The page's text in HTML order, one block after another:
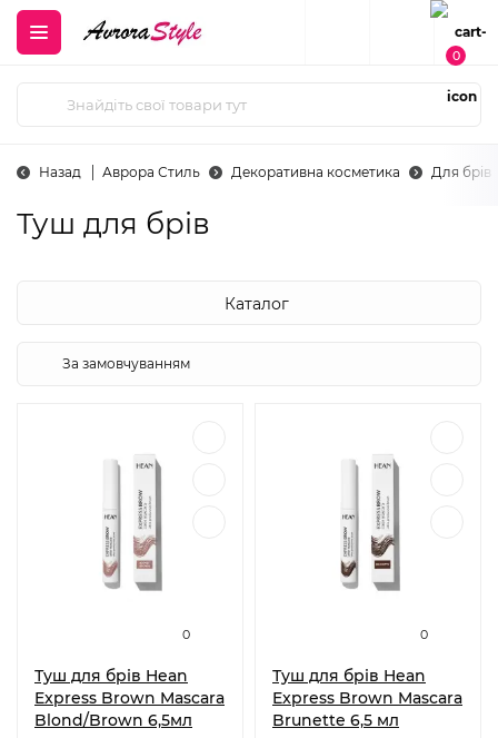
0
Назад Аврора Стиль Декоративна косметика Для брів
Туш для брів
Каталог
0
Туш для брів Hean
Express Brown Mascara
Blond/Brown 6,5мл
0
Туш для брів Hean
Express Brown Mascara
Brunette 6,5 мл